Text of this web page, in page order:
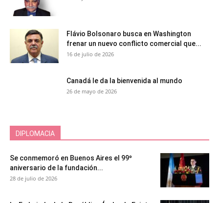
Flávio Bolsonaro busca en Washington
frenar un nuevo conflicto comercial que...
16 de julio de 2026
Canadá le da la bienvenida al mundo
26 de mayo de 2026
DIPLOMACIA
Se conmemoró en Buenos Aires el 99º
aniversario de la fundación...
28 de julio de 2026